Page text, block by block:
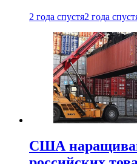
2 года спустя2 года
США